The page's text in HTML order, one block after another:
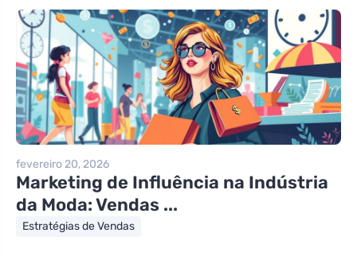
fevereiro 20, 2026
Marketing de Influência na Indústria
da Moda: Vendas ...
Estratégias de Vendas